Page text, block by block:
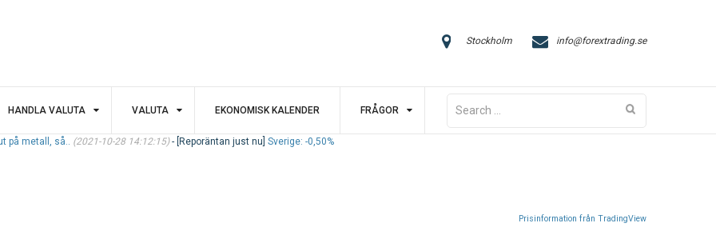
Stockholm info@forextrading.se
HANDLA VALUTA VALUTA EKONOMISK KALENDER FRÅGOR
for:
så.. (2021-10-28 14:12:15) -[Reporäntan just nu] Sverige: -0,50%
Prisinformation från TradingView